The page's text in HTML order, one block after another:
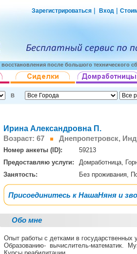
Зарегистрироваться Вход
после большого технического
В
Ирина Александровна П.
Возраст: 67
Днепропетровск,
Номер анкеты (ID):
59213
Предоставляю услуги:
Домработница,
Занятость:
Без проживания,
Присоединитесь к НашаНяня и
Обо мне
Опыт работы с детками в государственных
Образованию- вычислитель-математик.